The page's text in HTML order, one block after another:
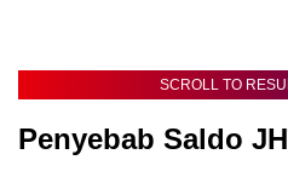
SCROLL TO
Penyebab Saldo